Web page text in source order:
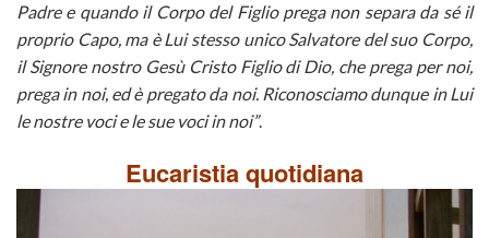
Padre e quando il Corpo del Figlio prega non separa da sé il
proprio Capo, ma è Lui stesso unico Salvatore del suo Corpo,
il Signore nostro Gesù Cristo Figlio di Dio, che prega per noi,
prega in noi, ed è pregato da noi. Riconosciamo dunque in Lui
le nostre voci e le sue voci in noi”.
Eucaristia quotidiana